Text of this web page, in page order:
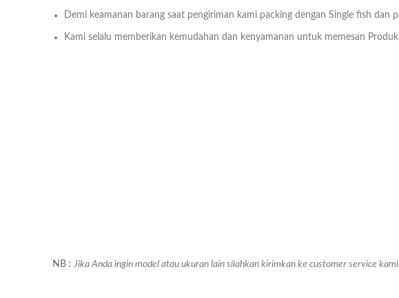
Demi keamanan barang saat pengiriman kami packing dengan Single fish dan
Kami selalu memberikan kemudahan dan kenyamanan untuk memesan
NB : Jika Anda ingin model atau ukuran lain silahkan kirimkan ke customer service